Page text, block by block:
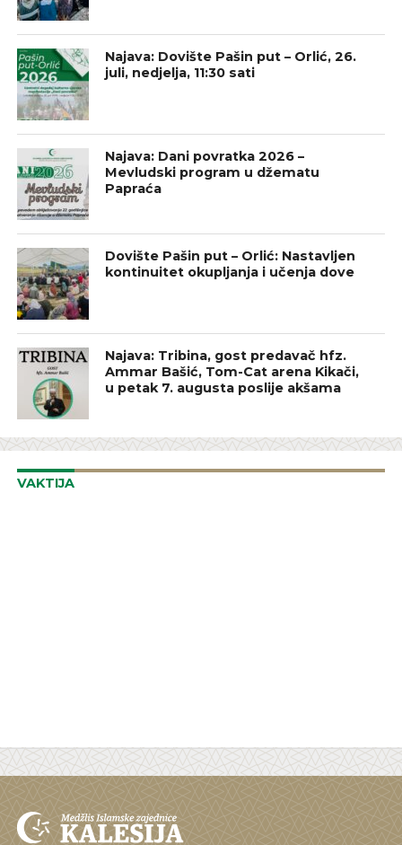
Najava: Dovište Pašin put – Orlić, 26.
juli, nedjelja, 11:30 sati
Najava: Dani povratka 2026 –
Mevludski program u džematu
Papraća
Dovište Pašin put – Orlić: Nastavljen
kontinuitet okupljanja i učenja dove
Najava: Tribina, gost predavač hfz.
Ammar Bašić, Tom-Cat arena Kikači,
u petak 7. augusta poslije akšama
VAKTIJA